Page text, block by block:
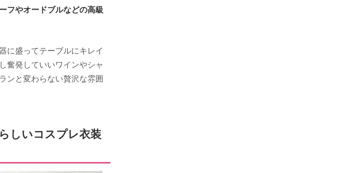
フやオードブルなどの高級
に盛ってテーブルにキレイ
奮発していいワインやシャ
ンと変わらない贅沢な雰囲
しいコスプレ衣装